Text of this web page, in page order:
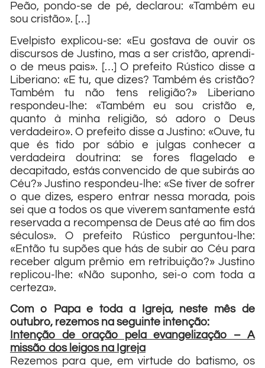
Peão, pondo-se de pé, declarou: «Também eu
sou cristão». […]
Evelpisto explicou-se: «Eu gostava de ouvir os
discursos de Justino, mas a ser cristão, aprendi-
o de meus pais». […] O prefeito Rústico disse a
Liberiano: «E tu, que dizes? Também és cristão?
Também tu não tens religião?» Liberiano
respondeu-lhe: «Também eu sou cristão e,
quanto à minha religião, só adoro o Deus
verdadeiro». O prefeito disse a Justino: «Ouve, tu
que és tido por sábio e julgas conhecer a
verdadeira doutrina: se fores flagelado e
decapitado, estás convencido de que subirás ao
Céu?» Justino respondeu-lhe: «Se tiver de sofrer
o que dizes, espero entrar nessa morada, pois
sei que a todos os que viverem santamente está
reservada a recompensa de Deus até ao fim dos
séculos». O prefeito Rústico perguntou-lhe:
«Então tu supões que hás de subir ao Céu para
receber algum prêmio em retribuição?» Justino
replicou-lhe: «Não suponho, sei-o com toda a
certeza».
Com o Papa e toda a Igreja, neste mês de
outubro, rezemos na seguinte intenção:
Intenção de oração pela evangelização – A
missão dos leigos na Igreja
Rezemos para que, em virtude do batismo, os